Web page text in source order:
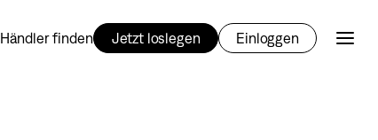
Händler finden Jetzt loslegen Einloggen